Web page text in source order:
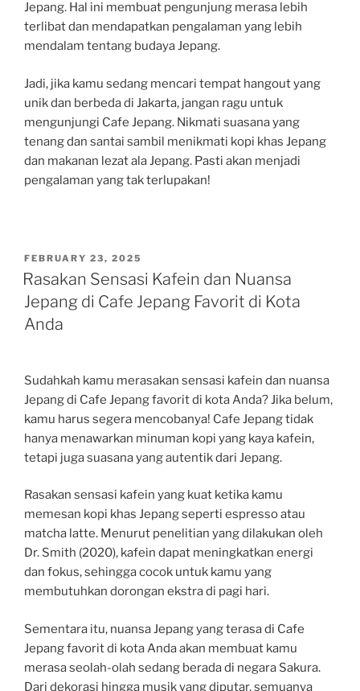
Jepang. Hal ini membuat pengunjung merasa lebih
terlibat dan mendapatkan pengalaman yang lebih
mendalam tentang budaya Jepang.
Jadi, jika kamu sedang mencari tempat hangout yang
unik dan berbeda di Jakarta, jangan ragu untuk
mengunjungi Cafe Jepang. Nikmati suasana yang
tenang dan santai sambil menikmati kopi khas Jepang
dan makanan lezat ala Jepang. Pasti akan menjadi
pengalaman yang tak terlupakan!
POSTED
ON
FEBRUARY 23, 2025
Rasakan Sensasi Kafein dan Nuansa
Jepang di Cafe Jepang Favorit di Kota
Anda
Sudahkah kamu merasakan sensasi kafein dan nuansa
Jepang di Cafe Jepang favorit di kota Anda? Jika belum,
kamu harus segera mencobanya! Cafe Jepang tidak
hanya menawarkan minuman kopi yang kaya kafein,
tetapi juga suasana yang autentik dari Jepang.
Rasakan sensasi kafein yang kuat ketika kamu
memesan kopi khas Jepang seperti espresso atau
matcha latte. Menurut penelitian yang dilakukan oleh
Dr. Smith (2020), kafein dapat meningkatkan energi
dan fokus, sehingga cocok untuk kamu yang
membutuhkan dorongan ekstra di pagi hari.
Sementara itu, nuansa Jepang yang terasa di Cafe
Jepang favorit di kota Anda akan membuat kamu
merasa seolah-olah sedang berada di negara Sakura.
Dari dekorasi hingga musik yang diputar, semuanya